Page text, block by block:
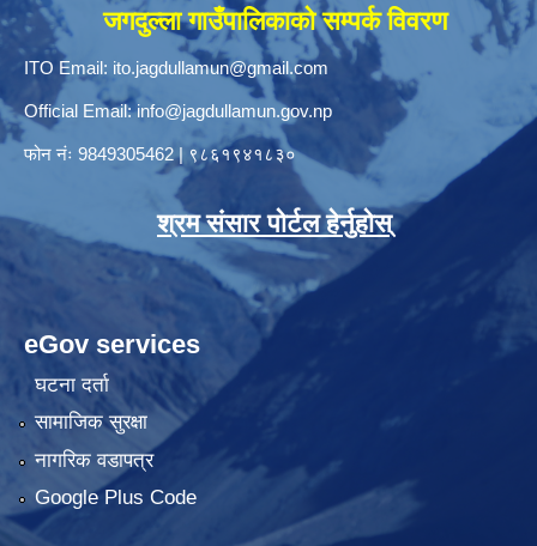
जगदुल्ला गाउँपालिकाको सम्पर्क विवरण
ITO Email: ito.jagdullamun@gmail.com
Official Email:info@jagdullamun.gov.np
फोन नंः 9849305462| ९८६१९४१८३०
श्रम संसार पोर्टल हेर्नुहोस्
eGov services
घटना दर्ता
सामाजिक सुरक्षा
नागरिक वडापत्र
Google Plus Code